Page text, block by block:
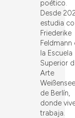
poético.
Desde
estudia
Friederike
Feldmann
la Escuela
Superior
Arte
Weißensee
de Berlín,
donde
trabaja.